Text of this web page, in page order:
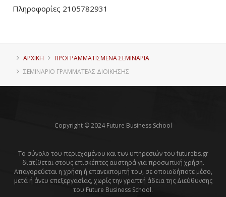
Πληροφορίες 2105782931
ΑΡΧΙΚΗ
ΠΡΟΓΡΑΜΜΑΤΙΣΜΈΝΑ ΣΕΜΙΝΆΡΙΑ
ΣΕΜΙΝΆΡΙΟ ΓΡΑΜΜΑΤΈΑΣ ΔΙΟΊΚΗΣΗΣ
Copyright © 2024 Future Business School
Το σύνολο του περιεχομένου και των υπηρεσιών του futurebs.gr
διατίθεται στους επισκέπτες αυστηρά για προσωπική χρήση.
Απαγορεύεται η χρήση ή επανεκπομπή του, σε οποιοδήποτε μέσο,
μετά ή άνευ επεξεργασίας, χωρίς την γραπτή άδεια της Διεύθυνσης
του Future Business School.